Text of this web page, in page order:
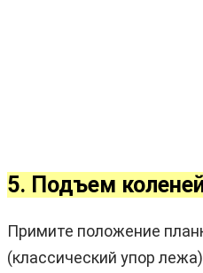
5. Подъем
Примите положение
(классический упор